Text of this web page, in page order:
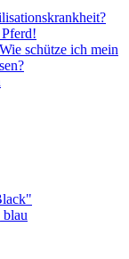
schütze ich mein